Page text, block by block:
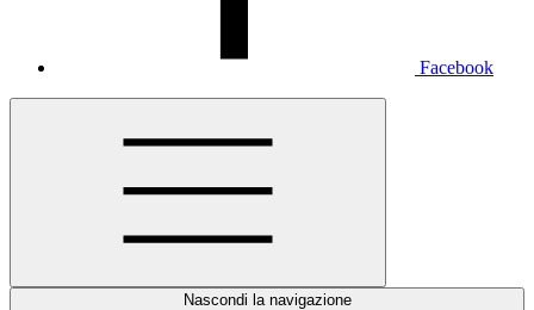
Facebook
Nascondi la navigazione